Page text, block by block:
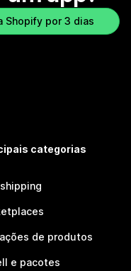
Shopify por 3 dias
categorias
de produtos
e pacotes